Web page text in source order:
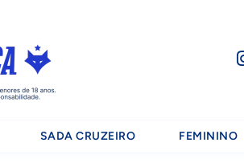
SADA CRUZEIRO FEMININO